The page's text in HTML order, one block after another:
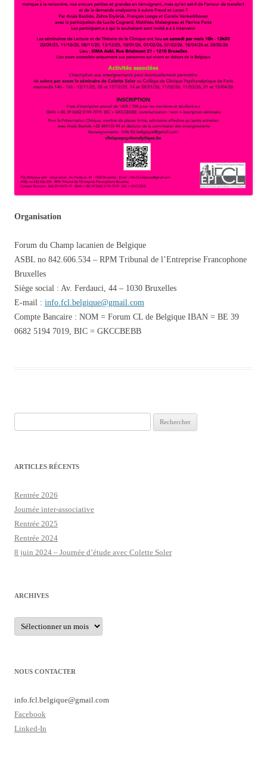
Organisation
Forum du Champ lacanien de Belgique
ASBL no 842.606.534 – RPM Tribunal de l’Entreprise Francophone
Bruxelles
Siège social : Av. Ferdauci, 44 – 1030 Bruxelles
E-mail : info.fcl.belgique@gmail.com
Compte Bancaire : NOM = Forum CL de Belgique IBAN = BE 39
0682 5194 7019, BIC = GKCCBEBB
ARTICLES RÉCENTS
Rentrée 2026
Journée inter-associative
Rentrée 2025
Rentrée 2024
8 juin 2024 – Journée d’étude avec Colette Soler
ARCHIVES
Archives
NOUS CONTACTER
info.fcl.belgique@gmail.com
Facebook
Linked-In